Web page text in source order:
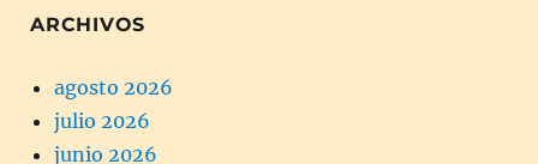
ARCHIVOS
agosto 2026
julio 2026
junio 2026